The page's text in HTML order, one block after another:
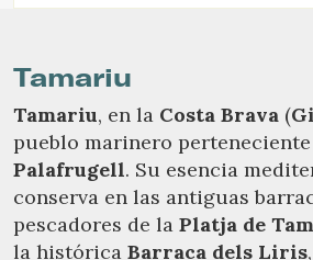
Tamariu
Tamariu, en la Costa Brava (
pueblo marinero
Palafrugell. Su esencia
conserva en las antiguas
pescadores de la Platja de
la histórica Barraca dels Liris